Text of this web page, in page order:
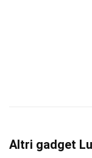
Altri gadget